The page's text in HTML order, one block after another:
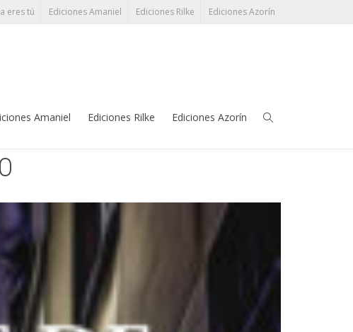
eres tú Ediciones Amaniel Ediciones Rilke Ediciones Azorín
Amaniel Ediciones Rilke Ediciones Azorín